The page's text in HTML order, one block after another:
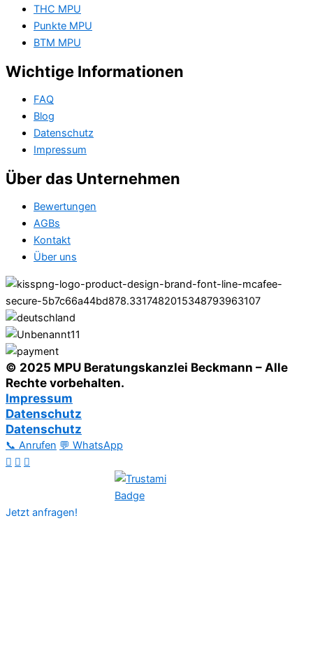
THC MPU
Punkte MPU
BTM MPU
Wichtige Informationen
FAQ
Blog
Datenschutz
Impressum
Über das Unternehmen
Bewertungen
AGBs
Kontakt
Über uns
© 2025 MPU Beratungskanzlei Beckmann – Alle
Rechte vorbehalten.
Impressum
Datenschutz
Datenschutz
📞 Anrufen 💬 WhatsApp
Jetzt anfragen!